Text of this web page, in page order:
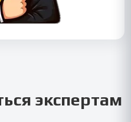
экспертам